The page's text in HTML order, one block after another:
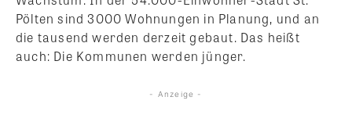
Pölten sind 3000 Wohnungen in Planung, und an
die tausend werden derzeit gebaut. Das heißt
auch: Die Kommunen werden jünger.
- Anzeige -